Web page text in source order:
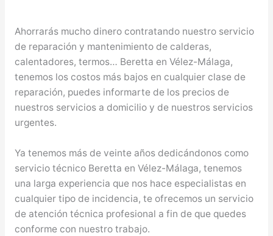
Ahorrarás mucho dinero contratando nuestro servicio
de reparación y mantenimiento de calderas,
calentadores, termos… Beretta en Vélez-Málaga,
tenemos los costos más bajos en cualquier clase de
reparación, puedes informarte de los precios de
nuestros servicios a domicilio y de nuestros servicios
urgentes.
Ya tenemos más de veinte años dedicándonos como
servicio técnico Beretta en Vélez-Málaga, tenemos
una larga experiencia que nos hace especialistas en
cualquier tipo de incidencia, te ofrecemos un servicio
de atención técnica profesional a fin de que quedes
conforme con nuestro trabajo.